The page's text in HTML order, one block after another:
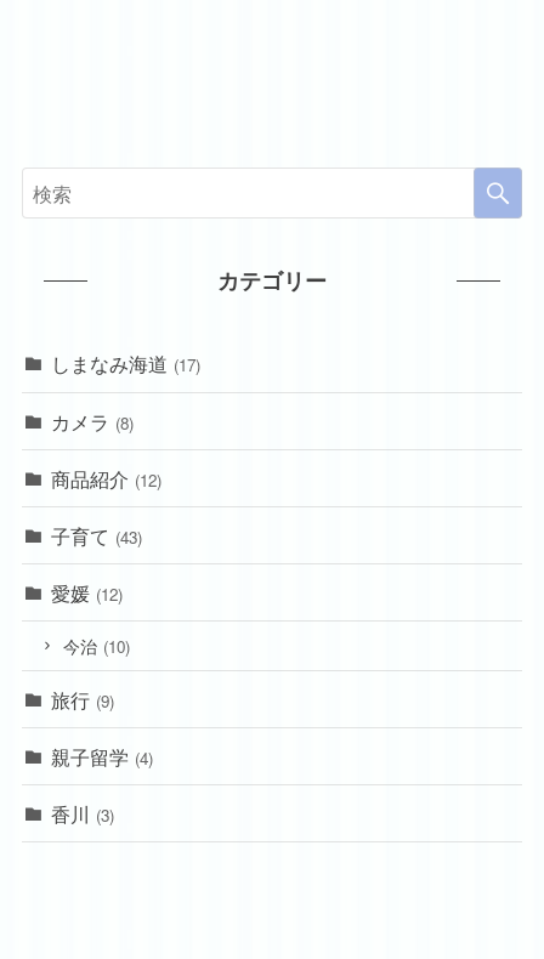
カテゴリー
しまなみ海道 (17)
カメラ (8)
商品紹介 (12)
子育て (43)
愛媛 (12)
今治 (10)
旅行 (9)
親子留学 (4)
香川 (3)